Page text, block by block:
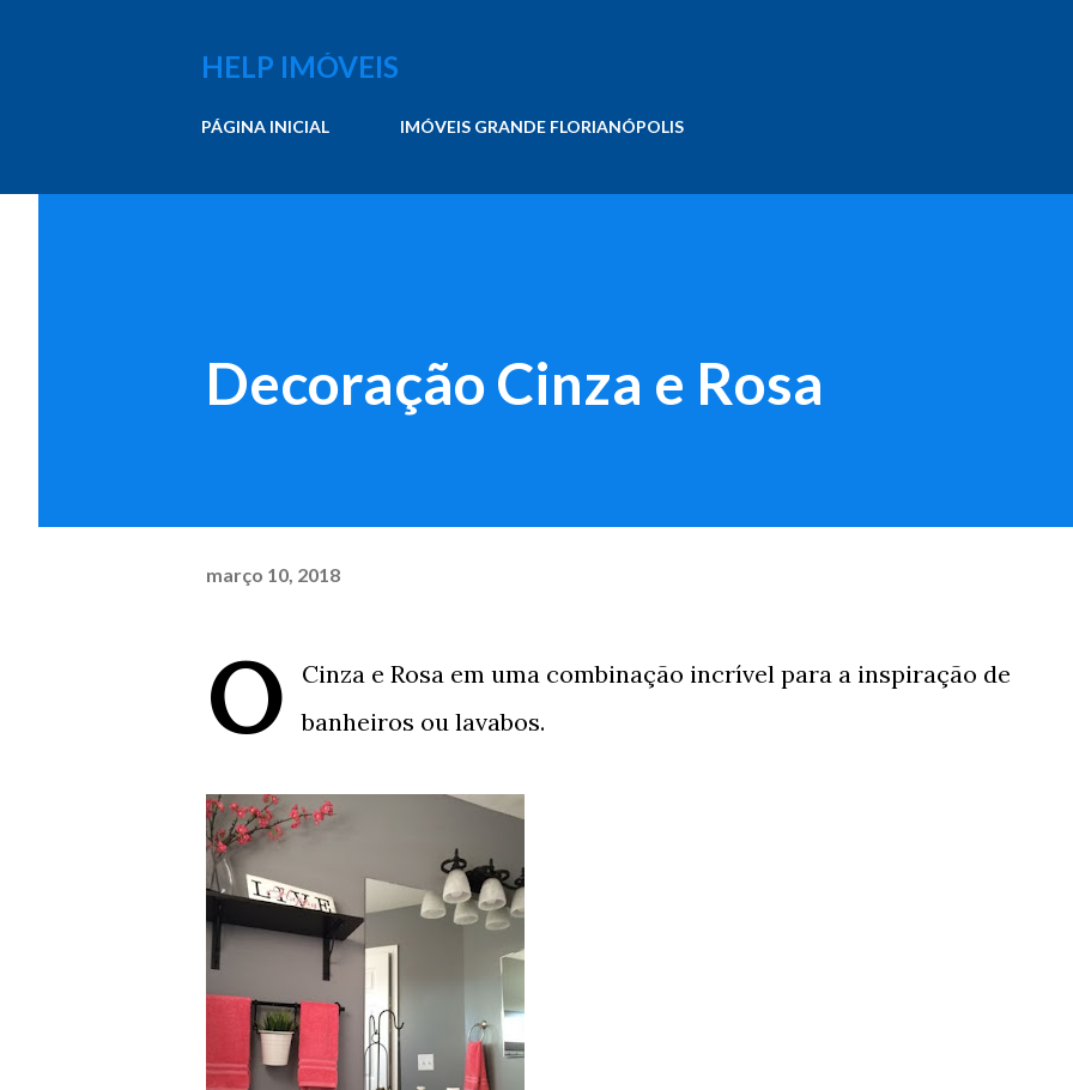
HELP IMÓVEIS
PÁGINA INICIAL IMÓVEIS GRANDE FLORIANÓPOLIS
Decoração Cinza e Rosa
março 10, 2018
O
Cinza e Rosa em uma combinação incrível para a inspiração de
banheiros ou lavabos.